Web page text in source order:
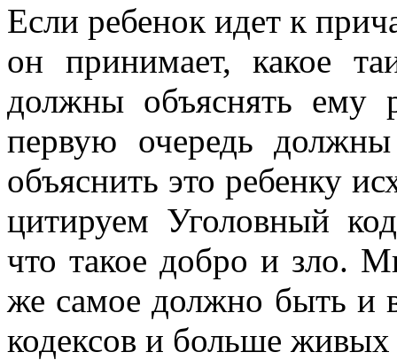
Если ребенок идет к
он принимает, какое
должны объяснять ему
первую очередь
объяснить это ребенку
цитируем Уголовный
что такое добро и зло.
же самое должно быть и
кодексов и больше